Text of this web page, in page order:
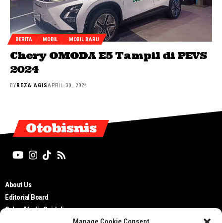
BERITA MOBIL MOBIL BARU
Chery OMODA E5 Tampil di PEVS
2024
BY REZA AGISAPRIL 30, 2024
Otobisnis
About Us
Editorial Board
Cyber Media Guidelines